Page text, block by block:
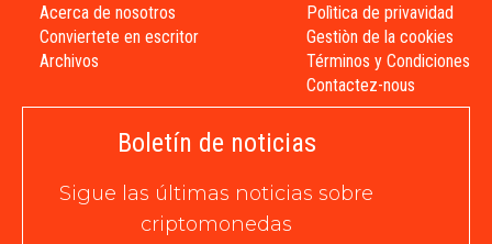
Acerca de nosotros
Conviertete en escritor
Archivos
Polìtica de privavidad
Gestiòn de la cookies
Términos y Condiciones
Contactez-nous
Boletín de noticias
Sigue las últimas noticias sobre
criptomonedas